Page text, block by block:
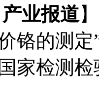
产业报道
铬的测
家检测